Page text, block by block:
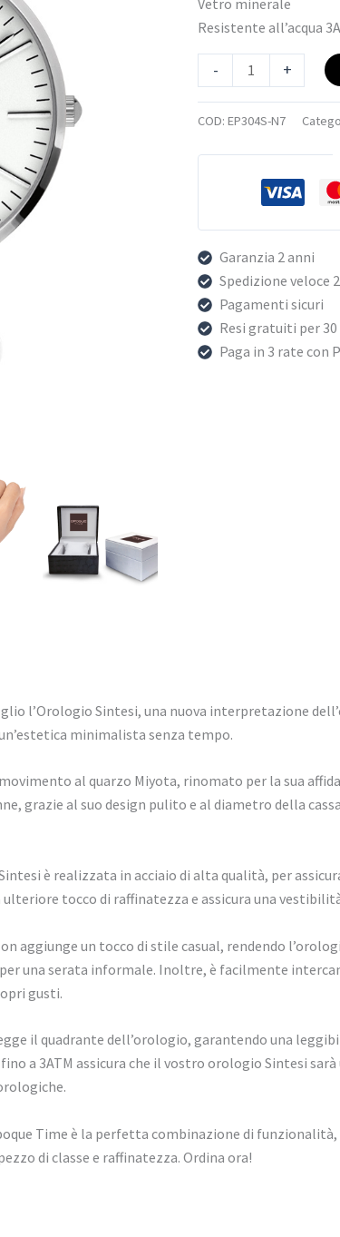
Resistente all’acqua
- +
COD:EP304S-N7
Garanzia 2 anni
Spedizione veloce
Pagamenti sicuri
Resi gratuiti per
Paga in 3 rate con
l’Orologio Sintesi, una nuova interpretazione
minimalista senza tempo.
al quarzo Miyota, rinomato per la sua
grazie al suo design pulito e al diametro della
è realizzata in acciaio di alta qualità, per
ulteriore tocco di raffinatezza e assicura una
aggiunge un tocco di stile casual, rendendo
una serata informale. Inoltre, è facilmente
gusti.
il quadrante dell’orologio, garantendo una
fino a 3ATM assicura che il vostro orologio Sintesi
Time è la perfetta combinazione di
di classe e raffinatezza. Ordina ora!